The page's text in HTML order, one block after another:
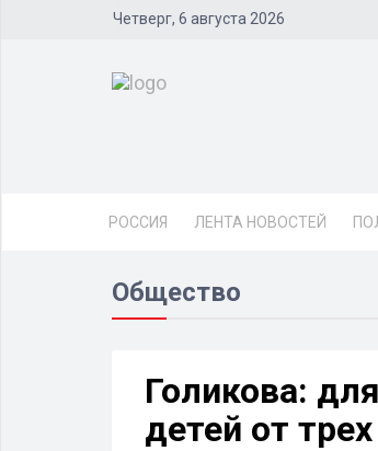
Четверг, 6 августа 2026
РОССИЯ ЛЕНТА НОВОСТЕЙ
Общество
Голикова:
детей от